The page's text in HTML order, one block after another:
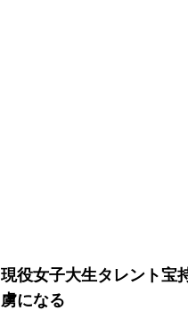
現役女子大生タレント宝
虜になる